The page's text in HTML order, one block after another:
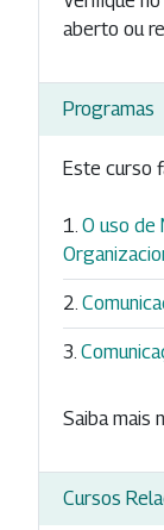
aberto ou
Programas
Este curso
O uso de
Saiba mais
Cursos